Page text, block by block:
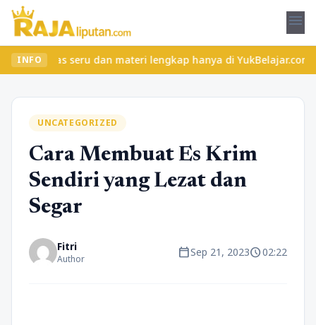
menu
INFOseru dan materi lengkap hanya di YukBelajar.com.
UNCATEGORIZED
Cara Membuat Es Krim
Sendiri yang Lezat dan
Segar
Fitri
Author calendar_todaySep 21, 2023schedule02:22